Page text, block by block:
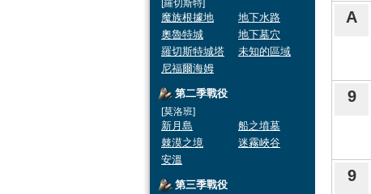
[羅切斯特]
魔族根據地
地下水路
奧魯特城
地下墓穴
羅切斯特城塔
未知的區域
尼福爾海姆
第二季戰役
[莫洛班]
新月島
船之墳墓
棘漠之境
迷霧峽谷
安溫
第三季戰役
A
9
9